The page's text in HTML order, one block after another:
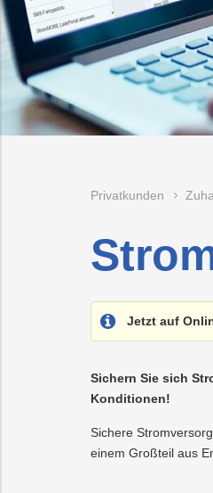
Strom
Photovoltaik
E-
Mobilität
Trauer
PLUS24
Privatkunden
Jetzt auf
Sichern Sie sich
Konditionen!
Sichere
einem Großteil aus